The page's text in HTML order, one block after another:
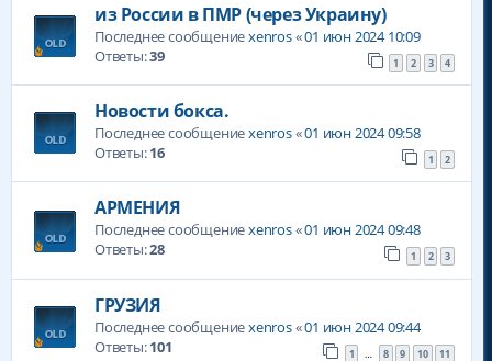
из России в ПМР (через Украину)
Последнее сообщениеxenros«01 июн 2024 10:09
Ответы:39 1 2 3 4
Новости бокса.
Последнее сообщениеxenros«01 июн 2024 09:58
Ответы:16 1 2
АРМЕНИЯ
Последнее сообщениеxenros«01 июн 2024 09:48
Ответы:28 1 2 3
ГРУЗИЯ
Последнее сообщениеxenros«01 июн 2024 09:44
Ответы:101 1 … 8 9 10 11